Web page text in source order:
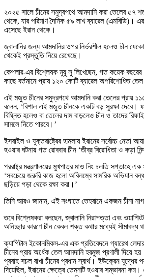
২০২৫ সালে চীনের সমুদ্রপথে আমদানি করা তেলের ৫৭
থেকে, যার পরিমাণ দৈনিক ৫৯ লাখ ব্যারেল (এমবিডি)।
এসেছে ইরান থেকে।
জ্বালানির জন্য আমদানির ওপর নির্ভরশীল হলেও চীন
থেকেই প্রস্তুতি নিয়ে রেখেছে।
কেপলার-এর বিশ্লেষক মুয়ু সু লিখেছেন, গত কয়েক বছরের
কাছে বর্তমানে প্রায় ১২০ কোটি ব্যারেল অপরিশোধিত
এই মজুত চীনের সমুদ্রপথে আমদানি করা তেলের প্রায়
বলেন, ‘বিশাল এই মজুত চীনকে একটি বড় সুরক্ষা দেবে।
বিঘ্নিত হলেও বা তেলের দাম বাড়লেও চীন ও তাদের
সামলে নিতে পারবে।’
ইসরাইল ও যুক্তরাষ্ট্রের হামলায় ইরানের সর্বোচ্চ নেতা
হওয়ার ঘটনায় গত রোববার চীন ‘তীব্র বিরোধিতা ও কড়া
পররাষ্ট্র মন্ত্রণালয়ের মুখপাত্র মাও নিং চলতি সপ্তাহে এক
‘সবচেয়ে জরুরি কাজ হলো অবিলম্বে সামরিক অভিযান
ছড়িয়ে পড়া থেকে রক্ষা করা।’
তিনি আরও জানান, এই সংঘাতে তেহরানে একজন চীনা
তবে বিশ্লেষকরা বলছেন, জ্বালানি নিরাপত্তা এবং
অনিচ্ছার কারণে চীন কেবল শক্ত কথার মধ্যেই সীমাবদ্ধ
ক্যাপিটাল ইকোনমিকস-এর এক প্রতিবেদনে গ্যারেথ
চীনের প্রায় অর্ধেক তেল আমদানি হরমুজ প্রণালী দিয়ে
প্রবাহ সচল রাখা চীনের প্রধান স্বার্থ। ইউক্রেন যুদ্ধের
দিয়েছিল, ইরানের ক্ষেত্রে তেমনটি হওয়ার সম্ভাবনা কম।